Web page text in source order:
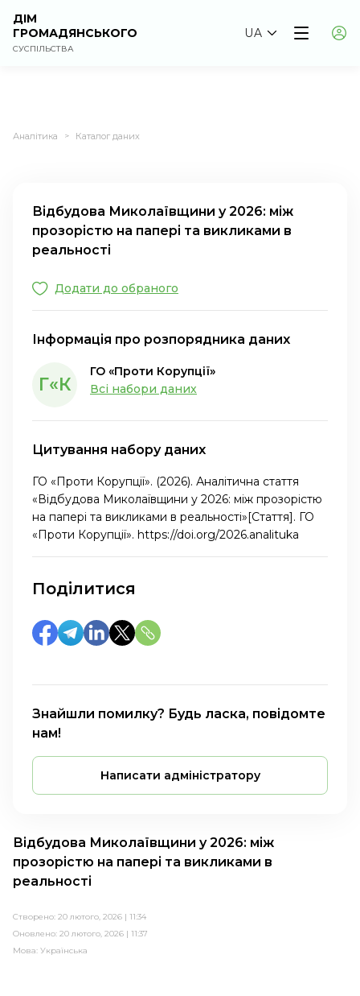
ДІМ
ГРОМАДЯНСЬКОГО
СУСПІЛЬСТВА
UA
Аналітика > Каталог даних
Відбудова Миколаївщини у 2026: між
прозорістю на папері та викликами в
реальності
Створено: 20 лютого, 2026 | 11:34
Оновлено: 20 лютого, 2026 | 11:37
Мова: Українська
Відбудова Миколаївщини у 2026: між
прозорістю на папері та викликами в
реальності
Додати до обраного
Інформація про розпорядника даних
Г«К
ГО «Проти Корупції»
Всі набори даних
Цитування набору даних
ГО «Проти Корупції». (2026). Аналітична стаття
«Відбудова Миколаївщини у 2026: між прозорістю
на папері та викликами в реальності»[Стаття]. ГО
«Проти Корупції». https://doi.org/2026.analituka
Поділитися
Знайшли помилку? Будь ласка, повідомте
нам!
Написати адміністратору